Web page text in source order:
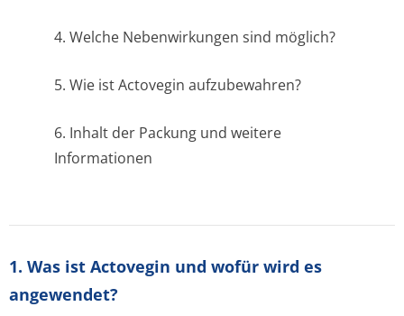
4. Welche Nebenwirkungen sind möglich?
5. Wie ist Actovegin aufzubewahren?
6. Inhalt der Packung und weitere
Informationen
1. Was ist Actovegin und wofür wird es
angewendet?